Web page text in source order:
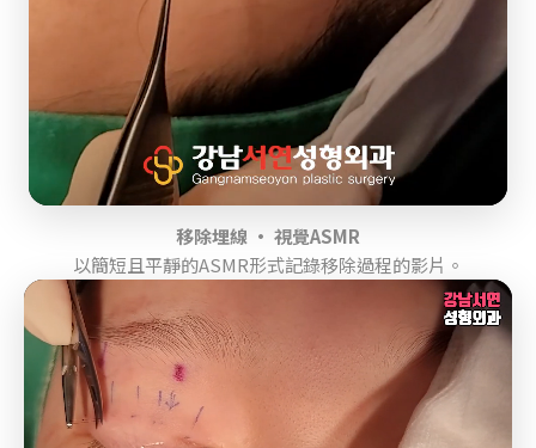
移除埋線 · 視覺ASMR
以簡短且平靜的ASMR形式記錄移除過程的影片。